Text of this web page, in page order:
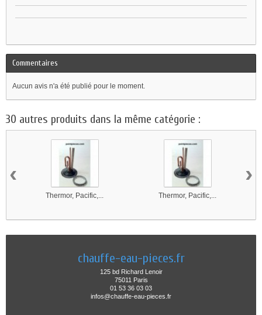
Commentaires
Aucun avis n'a été publié pour le moment.
30 autres produits dans la même catégorie :
Thermor, Pacific,... Thermor, Pacific,...
‹ ›
chauffe-eau-pieces.fr
125 bd Richard Lenoir
75011 Paris
01 53 36 03 03
infos@chauffe-eau-pieces.fr